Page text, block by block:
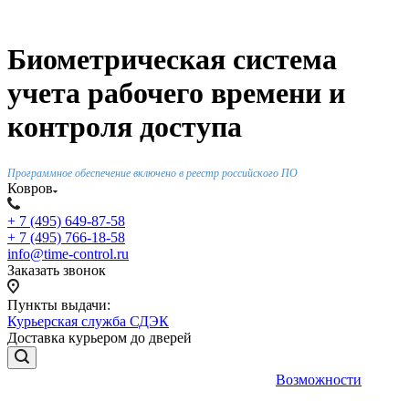
Биометрическая система
учета рабочего времени и
контроля доступа
Программное обеспечение включено в реестр российского ПО
Ковров
+ 7 (495) 649-87-58
+ 7 (495) 766-18-58
info@time-control.ru
Заказать звонок
Пункты выдачи:
Курьерская служба СДЭК
Доставка курьером до дверей
Возможности